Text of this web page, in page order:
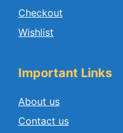
Checkout
Wishlist
Important Links
About us
Contact us